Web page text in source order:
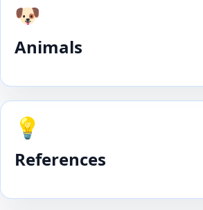
🐶
Animals
💡
References